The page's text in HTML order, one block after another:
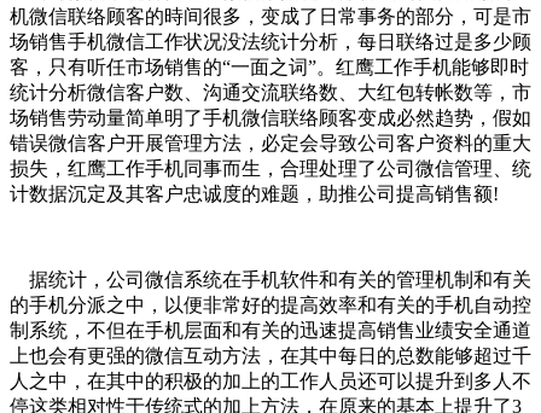
机微信联络顾客的時间很多，变成了日常事务的部分，可是市
场销售手机微信工作状况没法统计分析，每日联络过是多少顾
客，只有听任市场销售的“一面之词”。红鹰工作手机能够即时
统计分析微信客户数、沟通交流联络数、大红包转帐数等，市
场销售劳动量简单明了手机微信联络顾客变成必然趋势，假如
错误微信客户开展管理方法，必定会导致公司客户资料的重大
损失，红鹰工作手机同事而生，合理处理了公司微信管理、统
计数据沉定及其客户忠诚度的难题，助推公司提高销售额!
据统计，公司微信系统在手机软件和有关的管理机制和有关
的手机分派之中，以便非常好的提高效率和有关的手机自动控
制系统，不但在手机层面和有关的迅速提高销售业绩安全通道
上也会有更强的微信互动方法，在其中每日的总数能够超过千
人之中，在其中的积极的加上的工作人员还可以提升到多人不
停这类相对性于传统式的加上方法，在原来的基本上提升了3